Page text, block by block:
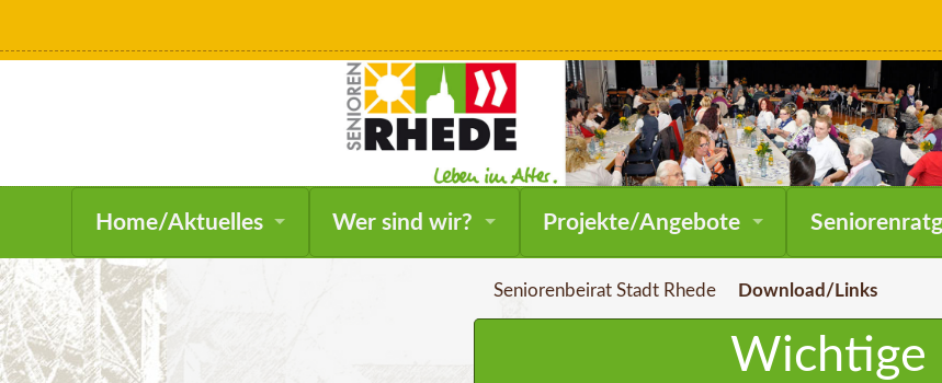
überspringen
Home/Aktuelles Wer sind wir? Projekte/Angebote
Seniorenbeirat Stadt Rhede Download/Links
Wichtige